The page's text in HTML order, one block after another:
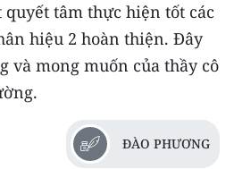
tâm thực hiện tốt các
hiệu 2 hoàn thiện. Đây
và mong muốn của thầy cô
ĐÀO PHƯƠNG